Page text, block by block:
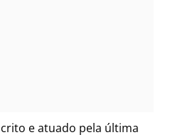
e atuado pela última